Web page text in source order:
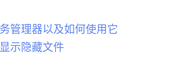
管理器以及如何使用它
示隐藏文件